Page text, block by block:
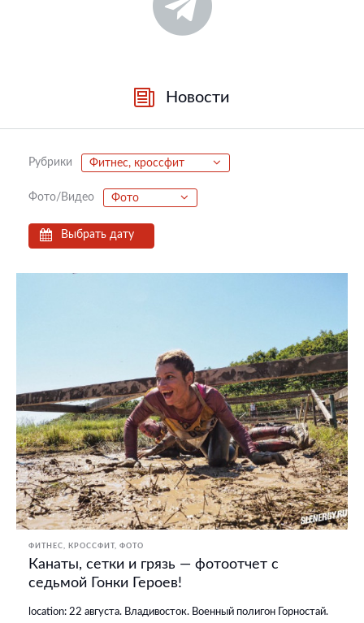
Новости
Рубрики Фитнес, кроссфит
Фото/Видео Фото
Выбрать дату
ФИТНЕС, КРОССФИТ ФОТО
Канаты, сетки и грязь — фотоотчет с
седьмой Гонки Героев!
location: 22 августа. Владивосток. Военный полигон Горностай.